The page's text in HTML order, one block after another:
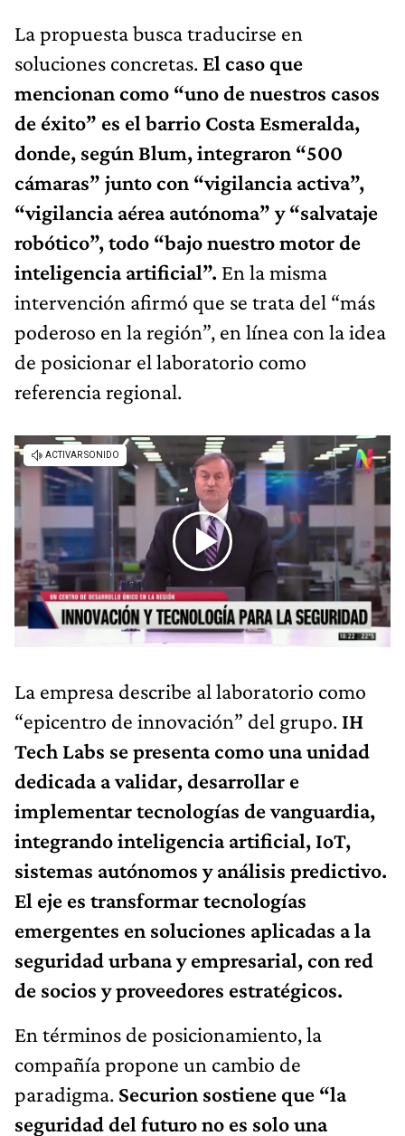
La propuesta busca traducirse en
soluciones concretas. El caso que
mencionan como “uno de nuestros casos
de éxito” es el barrio Costa Esmeralda,
donde, según Blum, integraron “500
cámaras” junto con “vigilancia activa”,
“vigilancia aérea autónoma” y “salvataje
robótico”, todo “bajo nuestro motor de
inteligencia artificial”. En la misma
intervención afirmó que se trata del “más
poderoso en la región”, en línea con la idea
de posicionar el laboratorio como
referencia regional.
La empresa describe al laboratorio como
“epicentro de innovación” del grupo. IH
Tech Labs se presenta como una unidad
dedicada a validar, desarrollar e
implementar tecnologías de vanguardia,
integrando inteligencia artificial, IoT,
sistemas autónomos y análisis predictivo.
El eje es transformar tecnologías
emergentes en soluciones aplicadas a la
seguridad urbana y empresarial, con red
de socios y proveedores estratégicos.
En términos de posicionamiento, la
compañía propone un cambio de
paradigma. Securion sostiene que “la
seguridad del futuro no es solo una